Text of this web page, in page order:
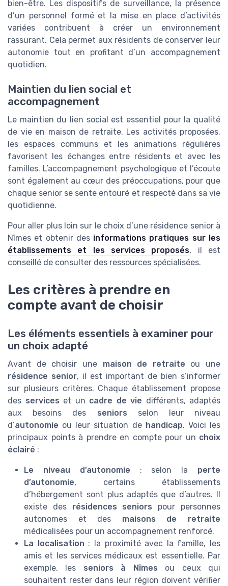
bien-être. Les dispositifs de surveillance, la présence
d’un personnel formé et la mise en place d’activités
variées contribuent à créer un environnement
rassurant. Cela permet aux résidents de conserver leur
autonomie tout en profitant d’un accompagnement
quotidien.
Maintien du lien social et
accompagnement
Le maintien du lien social est essentiel pour la qualité
de vie en maison de retraite. Les activités proposées,
les espaces communs et les animations régulières
favorisent les échanges entre résidents et avec les
familles. L’accompagnement psychologique et l’écoute
sont également au cœur des préoccupations, pour que
chaque senior se sente entouré et respecté dans sa vie
quotidienne.
Pour aller plus loin sur le choix d’une résidence senior à
Nîmes et obtenir des informations pratiques sur les
établissements et les services proposés, il est
conseillé de consulter des ressources spécialisées.
Les critères à prendre en
compte avant de choisir
Les éléments essentiels à examiner pour
un choix adapté
Avant de choisir une maison de retraite ou une
résidence senior, il est important de bien s’informer
sur plusieurs critères. Chaque établissement propose
des services et un cadre de vie différents, adaptés
aux besoins des seniors selon leur niveau
d’autonomie ou leur situation de handicap. Voici les
principaux points à prendre en compte pour un choix
éclairé :
Le niveau d’autonomie : selon la perte
d’autonomie, certains établissements
d’hébergement sont plus adaptés que d’autres. Il
existe des résidences seniors pour personnes
autonomes et des maisons de retraite
médicalisées pour un accompagnement renforcé.
La localisation : la proximité avec la famille, les
amis et les services médicaux est essentielle. Par
exemple, les seniors à Nîmes ou ceux qui
souhaitent rester dans leur région doivent vérifier